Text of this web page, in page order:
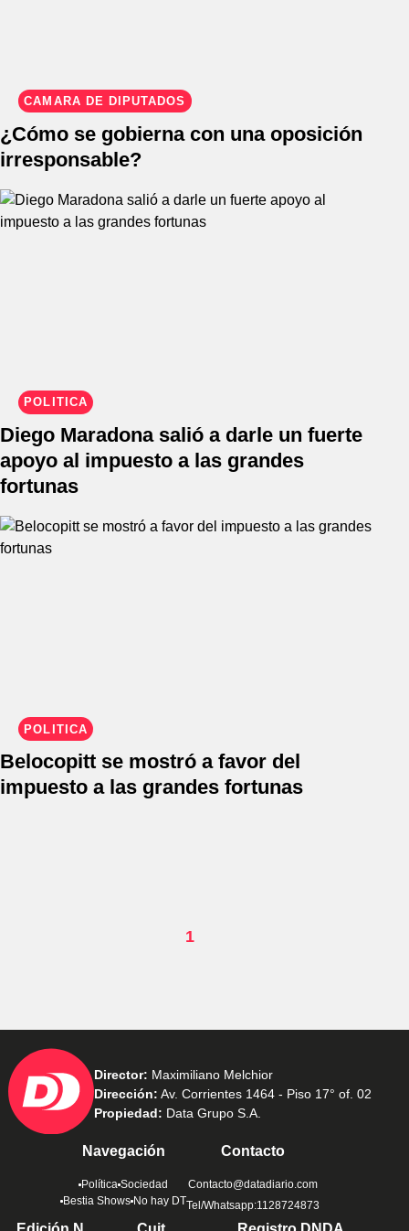
CÁMARA DE DIPUTADOS
¿Cómo se gobierna con una oposición
irresponsable?
POLÍTICA
Diego Maradona salió a darle un fuerte
apoyo al impuesto a las grandes
fortunas
POLÍTICA
Belocopitt se mostró a favor del
impuesto a las grandes fortunas
1
Director: Maximiliano Melchior
Dirección: Av. Corrientes 1464 - Piso 17° of. 02
Propiedad: Data Grupo S.A.
Navegación
Política Sociedad
Bestia Shows No hay DT
Contacto
Contacto@datadiario.com
Tel/Whatsapp:1128724873